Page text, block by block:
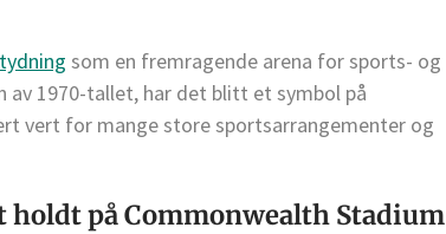
som en fremragende arena for sports- og
av 1970-tallet, har det blitt et symbol på
vert for mange store sportsarrangementer og
på Commonwealth Stadium